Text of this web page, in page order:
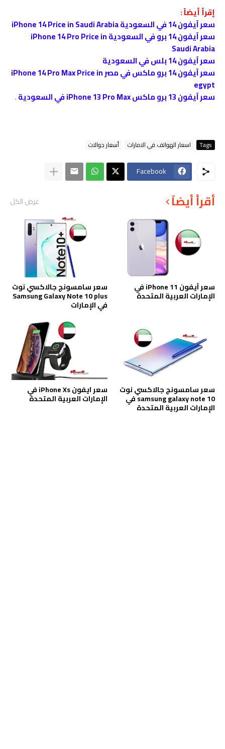
إقرأ أيضاً :
سعر آيفون 14 في السعودية iPhone 14 Price in Saudi Arabia
سعر آيفون 14 برو في السعودية iPhone 14 Pro Price in
Saudi Arabia
سعر آيفون 14 بلس في السعودية
سعر آيفون 14 برو ماكس في مصر iPhone 14 Pro Max Price in
egypt
سعر آيفون 13 برو ماكس iPhone 13 Pro Max في السعودية
.
Tags اسعار الهواتف في الامارات أسعار جوالات
Facebook
أقرأ أيضاً عرض الكل
سعر آيفون iPhone 11 في
الإمارات العربية المتحدة
سعر سامسونج جالاكسي نوت
Samsung Galaxy Note 10 plus
في الإمارات
سعر سامسونج جالاكسي نوت
samsung galaxy note 10 في
الإمارات العربية المتحدة
سعر ايفون iPhone Xs في
الإمارات العربية المتحدة